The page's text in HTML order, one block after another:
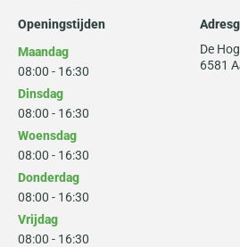
Openingstijden
Maandag
08:00 - 16:30
Dinsdag
08:00 - 16:30
Woensdag
08:00 - 16:30
Donderdag
08:00 - 16:30
Vrijdag
08:00 - 16:30
De
6581